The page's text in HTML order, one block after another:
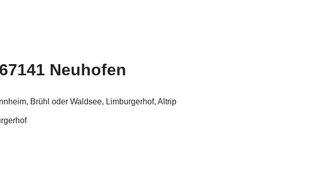
Neuhofen
Brühl oder Waldsee, Limburgerhof, Altrip